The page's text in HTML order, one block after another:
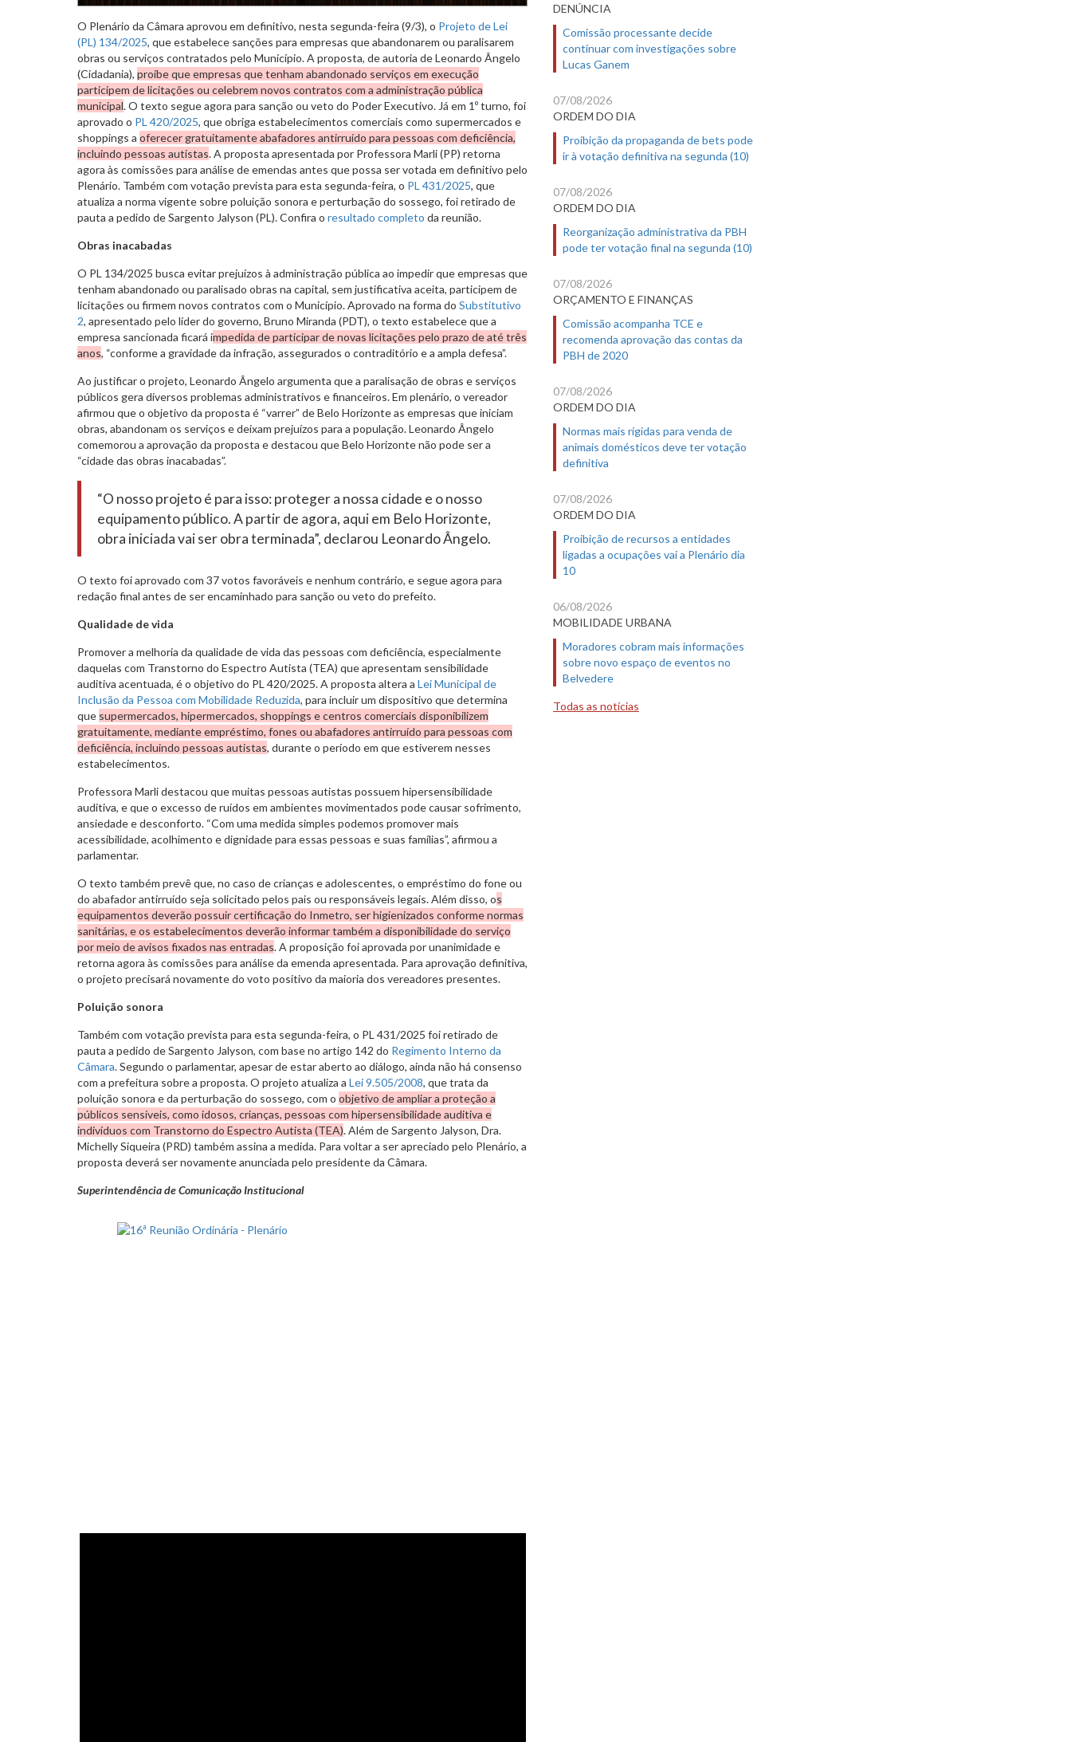
O Plenário da Câmara aprovou em definitivo, nesta segunda-feira (9/3), o Projeto de Lei
(PL) 134/2025, que estabelece sanções para empresas que abandonarem ou paralisarem
obras ou serviços contratados pelo Município. A proposta, de autoria de Leonardo Ângelo
(Cidadania), proíbe que empresas que tenham abandonado serviços em execução
participem de licitações ou celebrem novos contratos com a administração pública
municipal. O texto segue agora para sanção ou veto do Poder Executivo. Já em 1º turno, foi
aprovado o PL 420/2025, que obriga estabelecimentos comerciais como supermercados e
shoppings a oferecer gratuitamente abafadores antirruído para pessoas com deficiência,
incluindo pessoas autistas. A proposta apresentada por Professora Marli (PP) retorna
agora às comissões para análise de emendas antes que possa ser votada em definitivo pelo
Plenário. Também com votação prevista para esta segunda-feira, o PL 431/2025, que
atualiza a norma vigente sobre poluição sonora e perturbação do sossego, foi retirado de
pauta a pedido de Sargento Jalyson (PL). Confira o resultado completo da reunião.
Obras inacabadas
O PL 134/2025 busca evitar prejuízos à administração pública ao impedir que empresas que
tenham abandonado ou paralisado obras na capital, sem justificativa aceita, participem de
licitações ou firmem novos contratos com o Município. Aprovado na forma do Substitutivo
2, apresentado pelo líder do governo, Bruno Miranda (PDT), o texto estabelece que a
empresa sancionada ficará impedida de participar de novas licitações pelo prazo de até três
anos, “conforme a gravidade da infração, assegurados o contraditório e a ampla defesa”.
Ao justificar o projeto, Leonardo Ângelo argumenta que a paralisação de obras e serviços
públicos gera diversos problemas administrativos e financeiros. Em plenário, o vereador
afirmou que o objetivo da proposta é “varrer” de Belo Horizonte as empresas que iniciam
obras, abandonam os serviços e deixam prejuízos para a população. Leonardo Ângelo
comemorou a aprovação da proposta e destacou que Belo Horizonte não pode ser a
“cidade das obras inacabadas”.
“O nosso projeto é para isso: proteger a nossa cidade e o nosso
equipamento público. A partir de agora, aqui em Belo Horizonte,
obra iniciada vai ser obra terminada”, declarou Leonardo Ângelo.
O texto foi aprovado com 37 votos favoráveis e nenhum contrário, e segue agora para
redação final antes de ser encaminhado para sanção ou veto do prefeito.
Qualidade de vida
Promover a melhoria da qualidade de vida das pessoas com deficiência, especialmente
daquelas com Transtorno do Espectro Autista (TEA) que apresentam sensibilidade
auditiva acentuada, é o objetivo do PL 420/2025. A proposta altera a Lei Municipal de
Inclusão da Pessoa com Mobilidade Reduzida, para incluir um dispositivo que determina
que supermercados, hipermercados, shoppings e centros comerciais disponibilizem
gratuitamente, mediante empréstimo, fones ou abafadores antirruído para pessoas com
deficiência, incluindo pessoas autistas, durante o período em que estiverem nesses
estabelecimentos.
Professora Marli destacou que muitas pessoas autistas possuem hipersensibilidade
auditiva, e que o excesso de ruídos em ambientes movimentados pode causar sofrimento,
ansiedade e desconforto. “Com uma medida simples podemos promover mais
acessibilidade, acolhimento e dignidade para essas pessoas e suas famílias”, afirmou a
parlamentar.
O texto também prevê que, no caso de crianças e adolescentes, o empréstimo do fone ou
do abafador antirruído seja solicitado pelos pais ou responsáveis legais. Além disso, os
equipamentos deverão possuir certificação do Inmetro, ser higienizados conforme normas
sanitárias, e os estabelecimentos deverão informar também a disponibilidade do serviço
por meio de avisos fixados nas entradas. A proposição foi aprovada por unanimidade e
retorna agora às comissões para análise da emenda apresentada. Para aprovação definitiva,
o projeto precisará novamente do voto positivo da maioria dos vereadores presentes.
Poluição sonora
Também com votação prevista para esta segunda-feira, o PL 431/2025 foi retirado de
pauta a pedido de Sargento Jalyson, com base no artigo 142 do Regimento Interno da
Câmara. Segundo o parlamentar, apesar de estar aberto ao diálogo, ainda não há consenso
com a prefeitura sobre a proposta. O projeto atualiza a Lei 9.505/2008, que trata da
poluição sonora e da perturbação do sossego, com o objetivo de ampliar a proteção a
públicos sensíveis, como idosos, crianças, pessoas com hipersensibilidade auditiva e
indivíduos com Transtorno do Espectro Autista (TEA). Além de Sargento Jalyson, Dra.
Michelly Siqueira (PRD) também assina a medida. Para voltar a ser apreciado pelo Plenário, a
proposta deverá ser novamente anunciada pelo presidente da Câmara.
Superintendência de Comunicação Institucional
DENÚNCIA
Comissão processante decide
continuar com investigações sobre
Lucas Ganem
07/08/2026
ORDEM DO DIA
Proibição da propaganda de bets pode
ir à votação definitiva na segunda (10)
07/08/2026
ORDEM DO DIA
Reorganização administrativa da PBH
pode ter votação final na segunda (10)
07/08/2026
ORÇAMENTO E FINANÇAS
Comissão acompanha TCE e
recomenda aprovação das contas da
PBH de 2020
07/08/2026
ORDEM DO DIA
Normas mais rígidas para venda de
animais domésticos deve ter votação
definitiva
07/08/2026
ORDEM DO DIA
Proibição de recursos a entidades
ligadas a ocupações vai a Plenário dia
10
06/08/2026
MOBILIDADE URBANA
Moradores cobram mais informações
sobre novo espaço de eventos no
Belvedere
Todas as notícias